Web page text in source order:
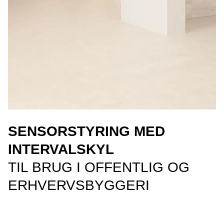
SENSORSTYRING MED
INTERVALSKYL
TIL BRUG I OFFENTLIG OG
ERHVERVSBYGGERI